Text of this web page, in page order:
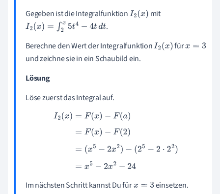
Gegeben ist die IntegralfunktionI2(x)
mit
I2(x)=∫ 2x5t4− 4tdt
.
Berechne den Wert der IntegralfunktionI2(x) fürx= 3
und zeichne sie in ein Schaubild ein.
Lösung
Löse zuerst das Integral auf.
)−F(a)=F( x)−F(2) =(x 5−2x2
Im nächsten Schritt kannst Du fürx= 3
einsetzen.